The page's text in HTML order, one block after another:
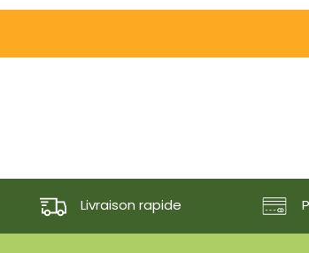
Livraison rapide